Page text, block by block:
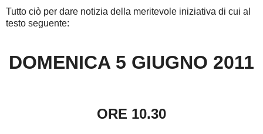
Tutto ciò per dare notizia della meritevole iniziativa di cui al
testo seguente:
DOMENICA 5 GIUGNO 2011
ORE 10.30